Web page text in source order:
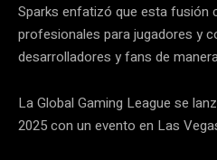
Sparks enfatizó que esta fusión
profesionales para jugadores y
desarrolladores y fans de
La Global Gaming League se
2025 con un evento en Las